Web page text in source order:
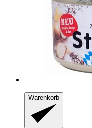
Warenkorb